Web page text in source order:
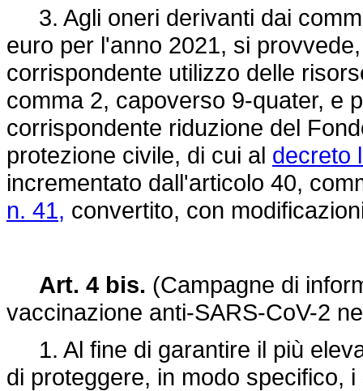
3. Agli oneri derivanti dai
euro per l'anno 2021, si
corrispondente utilizzo delle
comma 2, capoverso 9-quater, e
corrispondente riduzione del
protezione civile, di cui al decreto
incrementato dall'articolo 40,
n. 41, convertito, con
Art. 4 bis. (Campagne di
vaccinazione anti-SARS-CoV-2
1. Al fine di garantire il più
di proteggere, in modo specifico,